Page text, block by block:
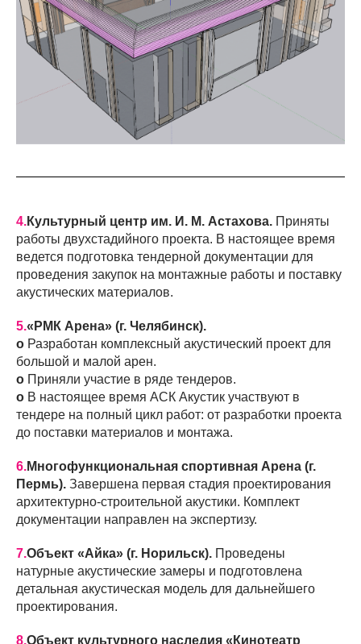
4.Культурный центр им. И. М. Астахова. Приняты
работы двухстадийного проекта. В настоящее время
ведется подготовка тендерной документации для
проведения закупок на монтажные работы и поставку
акустических материалов.
5.«РМК Арена» (г. Челябинск).
o Разработан комплексный акустический проект для
большой и малой арен.
o Приняли участие в ряде тендеров.
o В настоящее время АСК Акустик участвуют в
тендере на полный цикл работ: от разработки проекта
до поставки материалов и монтажа.
6.Многофункциональная спортивная Арена (г.
Пермь). Завершена первая стадия проектирования
архитектурно-строительной акустики. Комплект
документации направлен на экспертизу.
7.Объект «Айка» (г. Норильск). Проведены
натурные акустические замеры и подготовлена
детальная акустическая модель для дальнейшего
проектирования.
8.Объект культурного наследия «Кинотеатр